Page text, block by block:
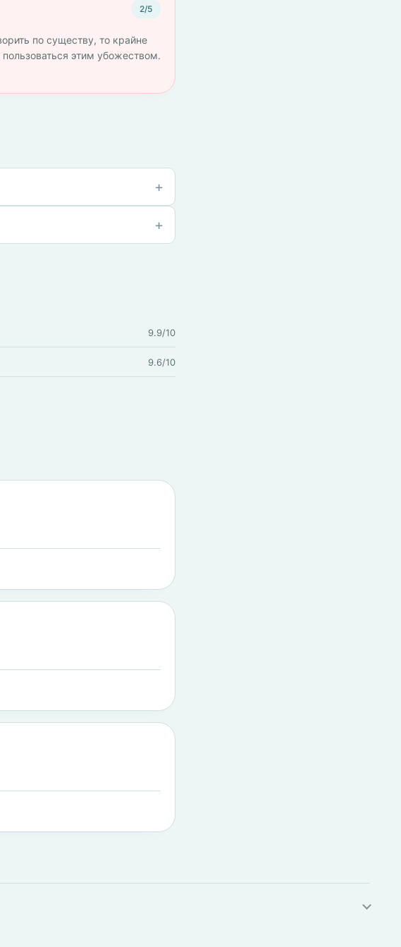
2/5
по существу, то крайне
этим убожеством.
9.9/10
9.6/10